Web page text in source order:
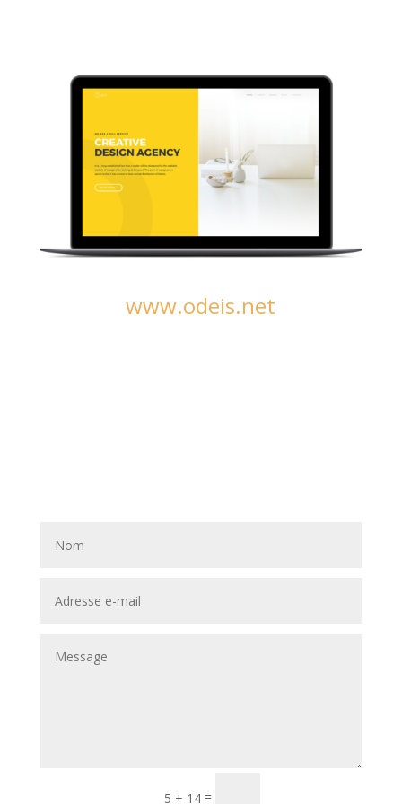
www.odeis.net
5 + 14 =